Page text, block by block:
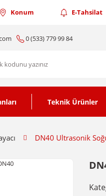
Konum E-Tahsilat
0 (533) 779 99 84
Teknik Ürünler
DN40 Ultrasonik